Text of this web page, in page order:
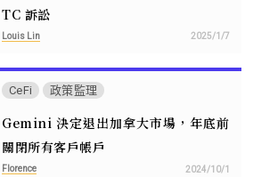
TC 訴訟
Louis Lin 2025/1/7
CeFi 政策監理
Gemini 決定退出加拿大市場，年底前
關閉所有客戶帳戶
Florence 2024/10/1